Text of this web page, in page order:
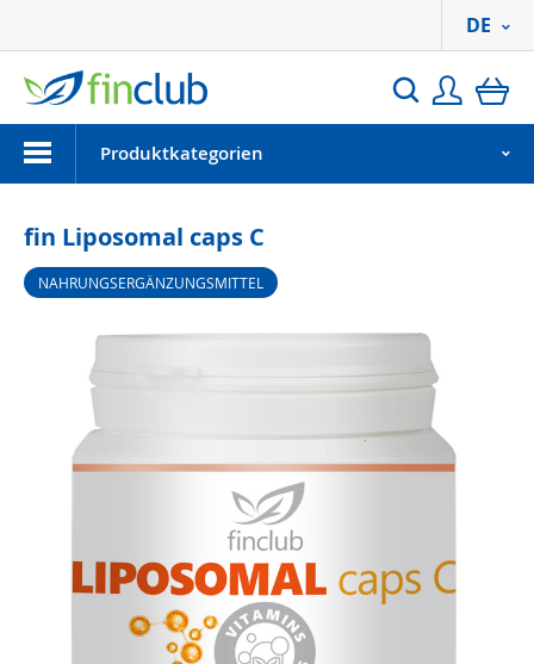
Suchen
DE
MenuProduktkategorien
fin Liposomal caps C
NAHRUNGSERGÄNZUNGSMITTEL